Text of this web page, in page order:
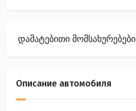
დამატებითი მომსახურებები
Описание автомобиля